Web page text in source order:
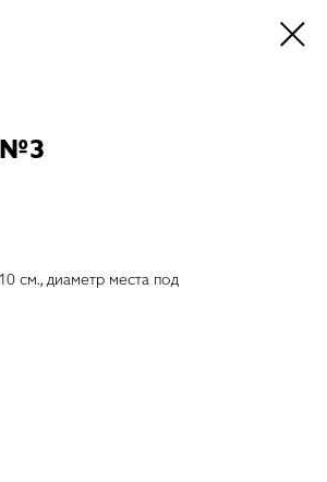
№3
см., диаметр места под